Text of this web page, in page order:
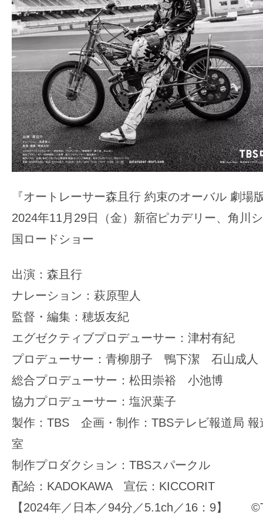
『オートレーサー森且行 約束のオーバル 劇場
2024年11月29日（金）新宿ピカデリー、角川
国ロードショー
出演：森且行
ナレーション：萩原聖人
監督・編集：穂坂友紀
エグゼクティブプロデューサー：津村有紀
プロデューサー：青柳朋子 鴨下潔 石山成人
総合プロデューサー：松田崇裕 小池博
協力プロデューサー：塩沢葉子
製作：TBS 企画・制作：TBSテレビ報道局 報
室
制作プロダクション：TBSスパークル
配給：KADOKAWA 宣伝：KICCORIT
【2024年／日本／94分／5.1ch／16：9】